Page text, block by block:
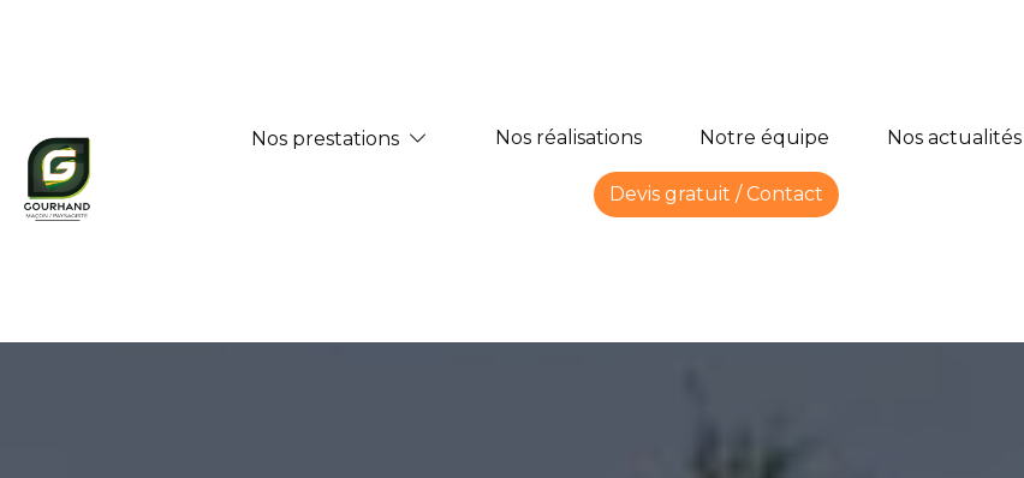
Nos prestations Nos réalisations Notre équipe Nos actualités
Devis gratuit / Contact